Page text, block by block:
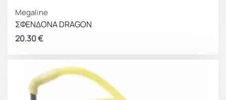
Megaline
ΣΦΕΝΔΟΝΑ DRAGON
20.30€